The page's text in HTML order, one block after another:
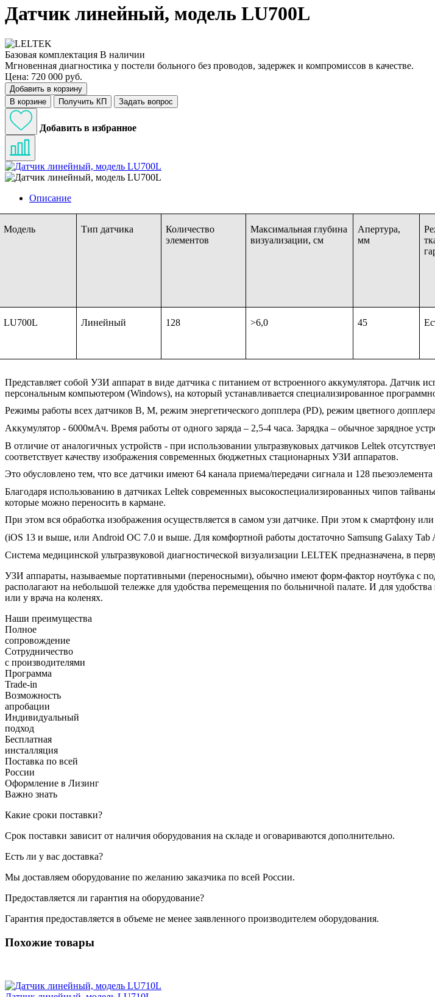
Датчик линейный, модель LU700L
Базовая комплектация В наличии
Мгновенная диагностика у постели больного без проводов, задержек и компромиссов в качестве.
Цена: 720 000 руб.
Добавить в корзину
В корзине
Получить КП Задать вопрос
Добавить в избранное
Описание
Модель Тип датчика
Количество
элементов
Максимальная глубина
визуализации, см
Апертура,
мм
LU700L Линейный 128 >6,0 45
Представляет собой УЗИ аппарат в виде датчика с питанием от встроенного аккумулятора.
персональным компьютером (Windows), на который устанавливается специализированное
Режимы работы всех датчиков B, M, режим энергетического допплера (PD), режим цветного
Аккумулятор - 6000мАч. Время работы от одного заряда – 2,5-4 часа. Зарядка – обычное зарядное
В отличие от аналогичных устройств - при использовании ультразвуковых датчиков Leltek
соответствует качеству изображения современных бюджетных стационарных УЗИ аппаратов.
Это обусловлено тем, что все датчики имеют 64 канала приема/передачи сигнала и 128
Благодаря использованию в датчиках Leltek современных высокоспециализированных чипов
которые можно переносить в кармане.
При этом вся обработка изображения осуществляется в самом узи датчике. При этом к смартфону
(iOS 13 и выше, или Android OC 7.0 и выше. Для комфортной работы достаточно Samsung Galaxy Tab
Система медицинской ультразвуковой диагностической визуализации LELTEK предназначена, в
УЗИ аппараты, называемые портативными (переносными), обычно имеют форм-фактор ноутбука с
располагают на небольшой тележке для удобства перемещения по больничной палате. И для
или у врача на коленях.
Наши преимущества
Полное
сопровождение
Сотрудничество
с производителями
Программа
Trade-in
Возможность
апробации
Индивидуальный
подход
Бесплатная
инсталляция
Поставка по всей
России
Оформление в Лизинг
Важно знать
Какие сроки поставки?
Срок поставки зависит от наличия оборудования на складе и оговариваются дополнительно.
Есть ли у вас доставка?
Мы доставляем оборудование по желанию заказчика по всей России.
Предоставляется ли гарантия на оборудование?
Гарантия предоставляется в объеме не менее заявленного производителем оборудования.
Похожие товары